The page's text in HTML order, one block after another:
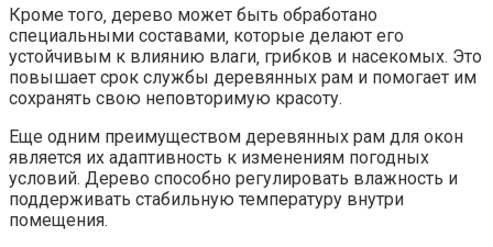
Кроме того‚ дерево может быть обработано
специальными составами‚ которые делают его
устойчивым к влиянию влаги‚ грибков и насекомых. Это
повышает срок службы деревянных рам и помогает им
сохранять свою неповторимую красоту.​
Еще одним преимуществом деревянных рам для окон
является их адаптивность к изменениям погодных
условий.​ Дерево способно регулировать влажность и
поддерживать стабильную температуру внутри
помещения.​